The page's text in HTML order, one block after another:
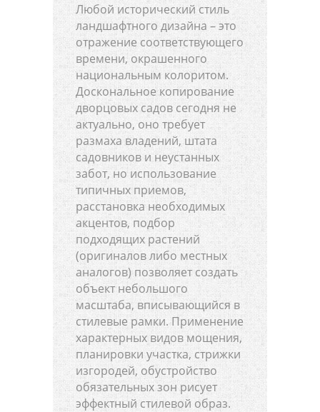
Любой исторический стиль
ландшафтного дизайна – это
отражение соответствующего
времени, окрашенного
национальным колоритом.
Доскональное копирование
дворцовых садов сегодня не
актуально, оно требует
размаха владений, штата
садовников и неустанных
забот, но использование
типичных приемов,
расстановка необходимых
акцентов, подбор
подходящих растений
(оригиналов либо местных
аналогов) позволяет создать
объект небольшого
масштаба, вписывающийся в
стилевые рамки. Применение
характерных видов мощения,
планировки участка, стрижки
изгородей, обустройство
обязательных зон рисует
эффектный стилевой образ.